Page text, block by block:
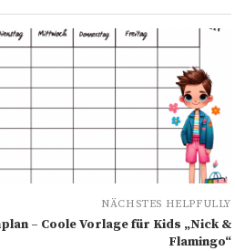
NÄCHSTES HELPFULLY
– Coole Vorlage für Kids „Nick &
Flamingo“